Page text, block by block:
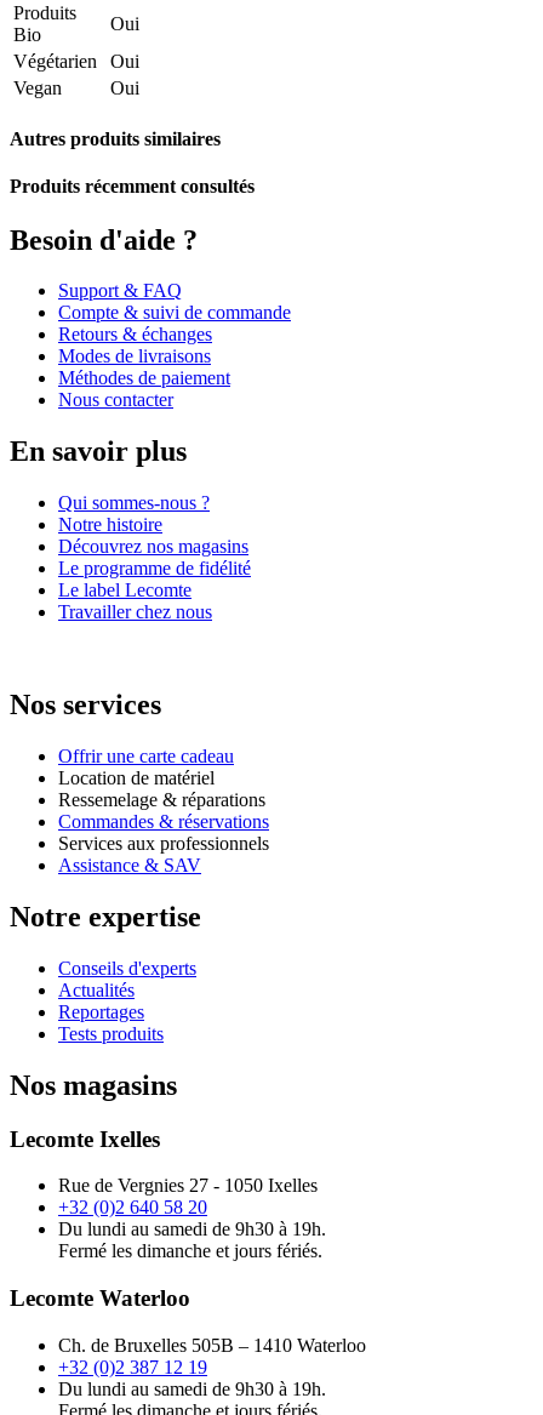
Produits
Bio
Oui
Végétarien
Oui
Vegan
Oui
Autres produits similaires
Produits récemment consultés
Besoin d'aide ?
Support & FAQ
Compte & suivi de commande
Retours & échanges
Modes de livraisons
Méthodes de paiement
Nous contacter
En savoir plus
Qui sommes-nous ?
Notre histoire
Découvrez nos magasins
Le programme de fidélité
Le label Lecomte
Travailler chez nous
Nos services
Offrir une carte cadeau
Location de matériel
Ressemelage & réparations
Commandes & réservations
Services aux professionnels
Assistance & SAV
Notre expertise
Conseils d'experts
Actualités
Reportages
Tests produits
Nos magasins
Lecomte Ixelles
Rue de Vergnies 27 - 1050 Ixelles
+32 (0)2 640 58 20
Du lundi au samedi de 9h30 à 19h.
Fermé les dimanche et jours fériés.
Lecomte Waterloo
Ch. de Bruxelles 505B – 1410 Waterloo
+32 (0)2 387 12 19
Du lundi au samedi de 9h30 à 19h.
Fermé les dimanche et jours fériés.